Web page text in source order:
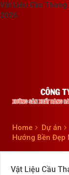
Vật Liệu Cầu
2026
Home Dự án
Hướng Bền Đẹp
Vật Liệu Cầu